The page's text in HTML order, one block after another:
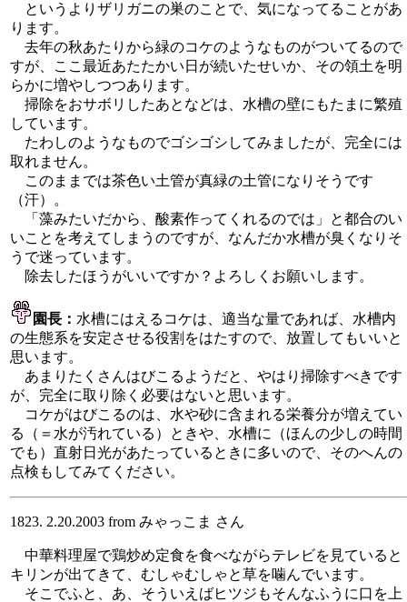
というよりザリガニの巣のことで、気になってることがあ
ります。
去年の秋あたりから緑のコケのようなものがついてるので
すが、ここ最近あたたかい日が続いたせいか、その領土を明
らかに増やしつつあります。
掃除をおサボリしたあとなどは、水槽の壁にもたまに繁殖
しています。
たわしのようなものでゴシゴシしてみましたが、完全には
取れません。
このままでは茶色い土管が真緑の土管になりそうです
（汗）。
「藻みたいだから、酸素作ってくれるのでは」と都合のい
いことを考えてしまうのですが、なんだか水槽が臭くなりそ
うで迷っています。
除去したほうがいいですか？よろしくお願いします。
園長： 水槽にはえるコケは、適当な量であれば、水槽内
の生態系を安定させる役割をはたすので、放置してもいいと
思います。
あまりたくさんはびこるようだと、やはり掃除すべきです
が、完全に取り除く必要はないと思います。
コケがはびこるのは、水や砂に含まれる栄養分が増えてい
る（＝水が汚れている）ときや、水槽に（ほんの少しの時間
でも）直射日光があたっているときに多いので、そのへんの
点検もしてみてください。
1823. 2.20.2003 from みゃっこま さん
中華料理屋で鶏炒め定食を食べながらテレビを見ていると
キリンが出てきて、むしゃむしゃと草を噛んでいます。
そこでふと、あ、そういえばヒツジもそんなふうに口を上